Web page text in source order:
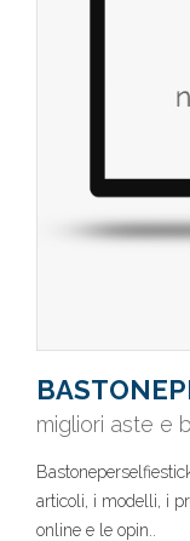
migliori aste e
articoli, i modelli, i
online e le opin..